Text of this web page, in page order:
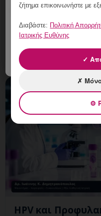
οι Απορίες σε Πλάνο
ενημέρωση, έλεγχος και
καθοδήγηση
HPV και
ζήτημα επικοινωνήστε με
Διαβάστε: Πολιτική
Ιατρικής Ευθύνης
✓
✗
⚙